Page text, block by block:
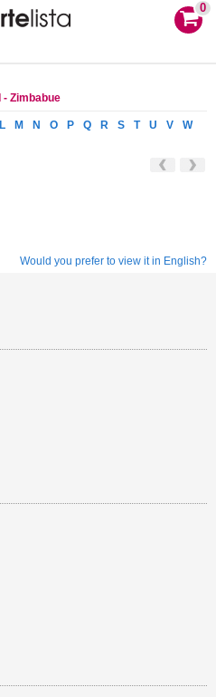
0
I - Zimbabue
L M N O P Q R S T U V
W
Would you prefer to view it in English?